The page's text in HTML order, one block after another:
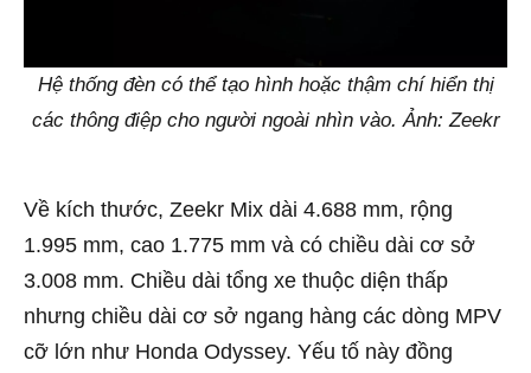
Hệ thống đèn có thể tạo hình hoặc thậm chí hiển thị
các thông điệp cho người ngoài nhìn vào. Ảnh: Zeekr
Về kích thước, Zeekr Mix dài 4.688 mm, rộng
1.995 mm, cao 1.775 mm và có chiều dài cơ sở
3.008 mm. Chiều dài tổng xe thuộc diện thấp
nhưng chiều dài cơ sở ngang hàng các dòng MPV
cỡ lớn như Honda Odyssey. Yếu tố này đồng